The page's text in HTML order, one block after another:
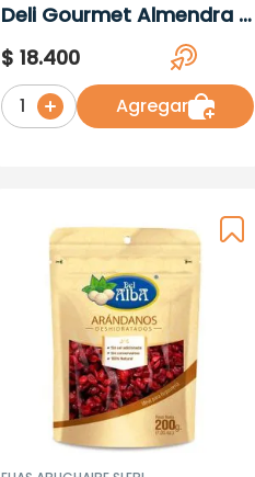
Deli Gourmet Almendra X
200Gr
$ 18.400
1 Agregar